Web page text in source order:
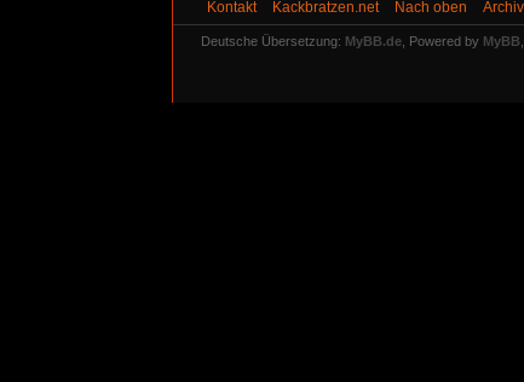
Kontakt Kackbratzen.net Nach oben
Deutsche Übersetzung: MyBB.de , Powered by MyBB